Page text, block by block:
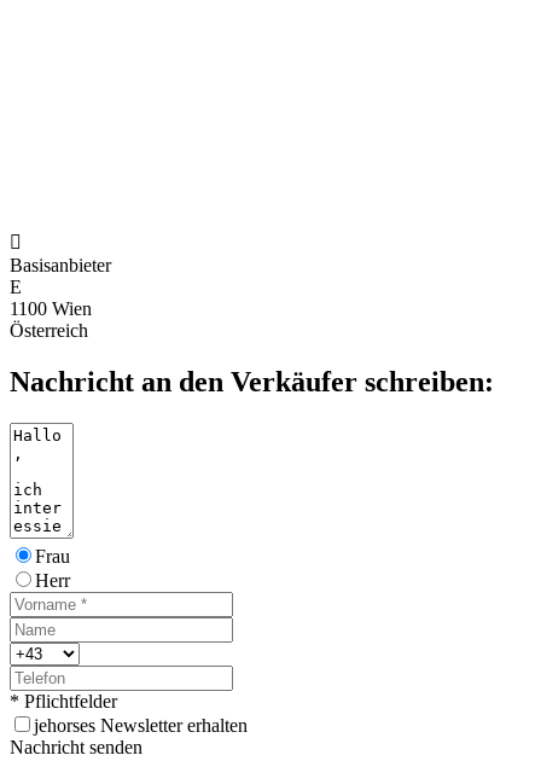

Basisanbieter
E
1100 Wien
Österreich
Nachricht an den Verkäufer schreiben:
Frau
Herr
* Pflichtfelder
jehorses Newsletter erhalten
Nachricht senden